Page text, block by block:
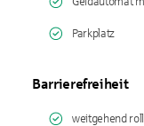
Parkplatz
Barrierefreiheit
weitgehend